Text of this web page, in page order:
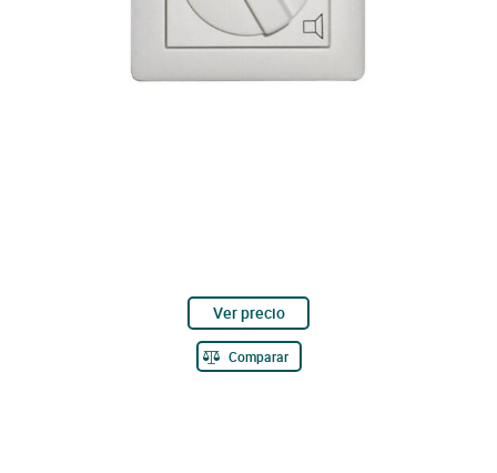
Ver precio
Comparar